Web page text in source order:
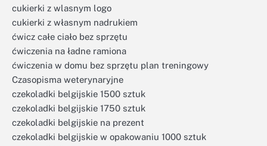
cukierki z wlasnym logo
cukierki z własnym nadrukiem
ćwicz całe ciało bez sprzętu
ćwiczenia na ładne ramiona
ćwiczenia w domu bez sprzętu plan treningowy
Czasopisma weterynaryjne
czekoladki belgijskie 1500 sztuk
czekoladki belgijskie 1750 sztuk
czekoladki belgijskie na prezent
czekoladki belgijskie w opakowaniu 1000 sztuk